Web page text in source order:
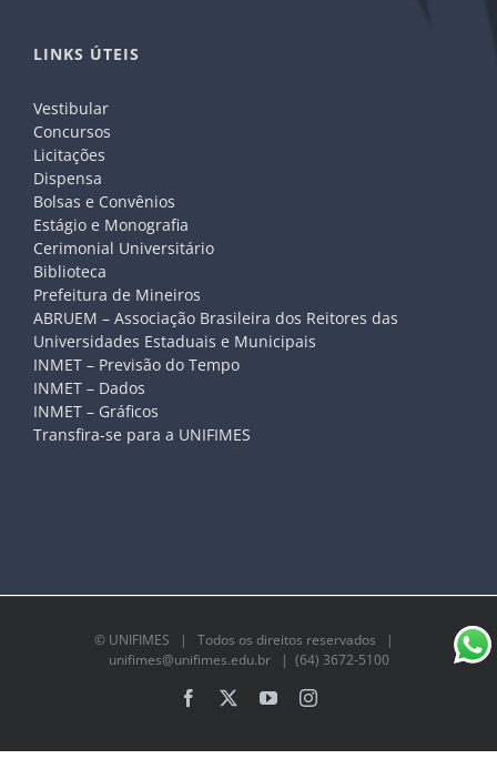
LINKS ÚTEIS
Vestibular
Concursos
Licitações
Dispensa
Bolsas e Convênios
Estágio e Monografia
Cerimonial Universitário
Biblioteca
Prefeitura de Mineiros
ABRUEM – Associação Brasileira dos Reitores das
Universidades Estaduais e Municipais
INMET – Previsão do Tempo
INMET – Dados
INMET – Gráficos
Transfira-se para a UNIFIMES
© UNIFIMES | Todos os direitos reservados |
unifimes@unifimes.edu.br| (64) 3672-5100
Facebook YouTubeInstagram